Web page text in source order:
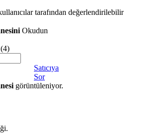
tarafından değerlendirilebilir
Okudun
(4)
Satıcıya
Sor
görüntüleniyor.